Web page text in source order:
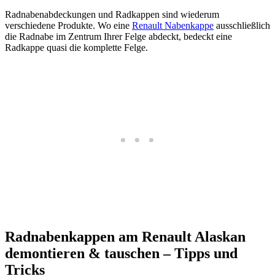
Radnabenabdeckungen und Radkappen sind wiederum
verschiedene Produkte. Wo eine Renault Nabenkappe ausschließlich
die Radnabe im Zentrum Ihrer Felge abdeckt, bedeckt eine
Radkappe quasi die komplette Felge.
Radnabenkappen am Renault Alaskan
demontieren & tauschen – Tipps und
Tricks